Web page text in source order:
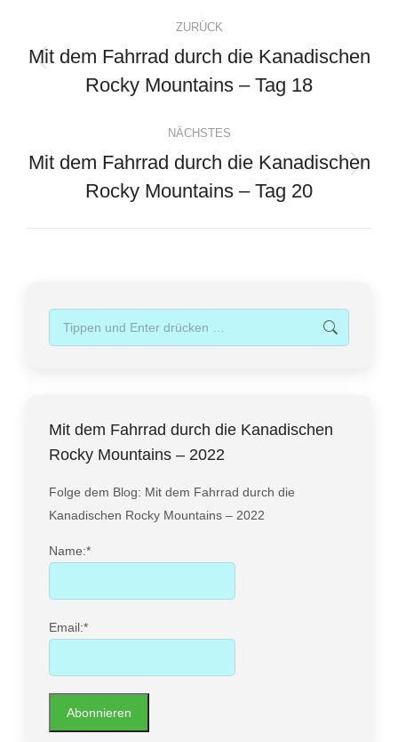
Kommentarnavigation
ZURÜCK
Beitrag:
Mit dem Fahrrad durch die Kanadischen
Rocky Mountains – Tag 18
NÄCHSTES
Beitrag:
Mit dem Fahrrad durch die Kanadischen
Rocky Mountains – Tag 20
Mit dem Fahrrad durch die Kanadischen
Rocky Mountains – 2022
Folge dem Blog: Mit dem Fahrrad durch die
Kanadischen Rocky Mountains – 2022
Name:*
Email:*